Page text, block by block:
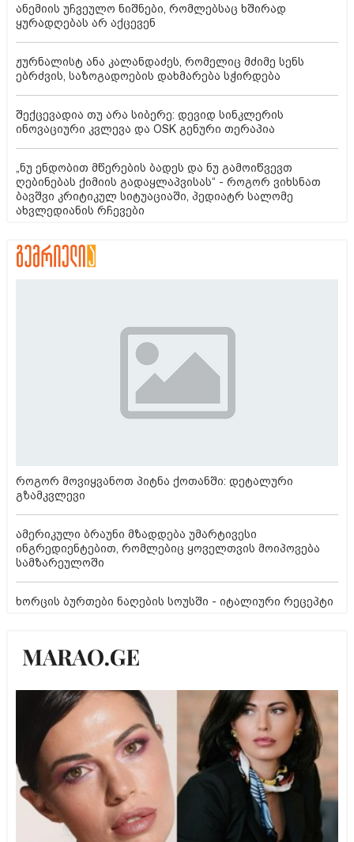
ანემიის უჩვეულო ნიშნები, რომლებსაც ხშირად
ყურადღებას არ აქცევენ
ჟურნალისტ ანა კალანდაძეს, რომელიც მძიმე სენს
ებრძვის, საზოგადოების დახმარება სჭირდება
შექცევადია თუ არა სიბერე: დევიდ სინკლერის
ინოვაციური კვლევა და OSK გენური თერაპია
„ნუ ენდობით მწერების ბადეს და ნუ გამოიწვევთ
ღებინებას ქიმიის გადაყლაპვისას“ - როგორ ვიხსნათ
ბავშვი კრიტიკულ სიტუაციაში, პედიატრ სალომე
ახვლედიანის რჩევები
როგორ მოვიყვანოთ პიტნა ქოთანში: დეტალური
გზამკვლევი
ამერიკული ბრაუნი მზადდება უმარტივესი
ინგრედიენტებით, რომლებიც ყოველთვის მოიპოვება
სამზარეულოში
ხორცის ბურთები ნაღების სოუსში - იტალიური რეცეპტი